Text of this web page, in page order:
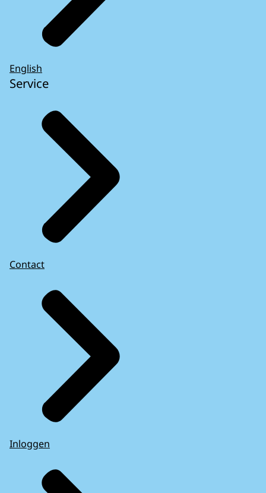
English
Service
Contact
Inloggen